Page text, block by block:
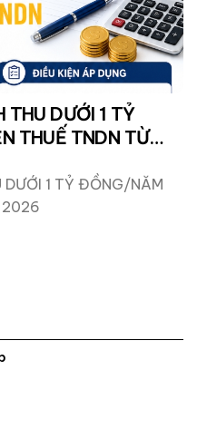
THU DƯỚI 1 TỶ
THUẾ TNDN TỪ
DƯỚI 1 TỶ ĐỒNG/NĂM
2026